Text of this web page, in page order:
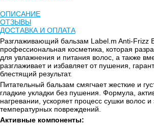
ОПИСАНИЕ
ОТЗЫВЫ
ДОСТАВКА И ОПЛАТА
Разглаживающий бальзам Label.m Anti-Frizz
профессиональная косметика, которая
для увлажнения и питания волос, а также
разглаживает и избавляет от пушения,
блестящий результат.
Питательный бальзам смягчает жесткие и
гладкие укладки без пушения. Формула,
нагревании, ускоряет процесс сушки волос
температурных повреждений.
Активные компоненты: